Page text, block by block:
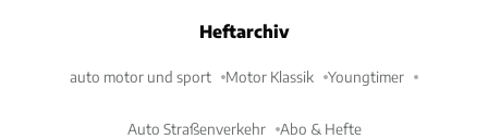
Heftarchiv
auto motor und sport Motor Klassik Youngtimer
Auto Straßenverkehr Abo & Hefte